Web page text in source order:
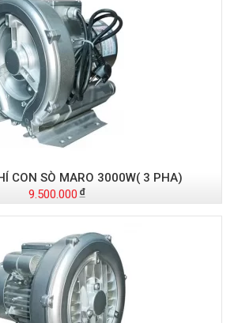
CON SÒ MARO 3000W( 3 PHA)
9.500.000